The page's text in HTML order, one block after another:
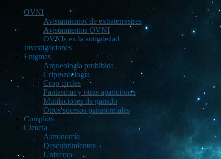
OVNI
Avistamientos de extraterrestres
Avistamientos OVNI
OVNIs en la antigüedad
Investigaciones
Enigmas
Arqueología prohibida
Criptozoología
Crop circles
Fantasmas y otras apariciones
Mutilaciones de ganado
Otros sucesos paranormales
Complots
Ciencia
Astronomía
Descubrimientos
Universo